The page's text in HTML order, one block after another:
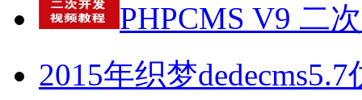
PHPCMS V9 二
2015年织梦